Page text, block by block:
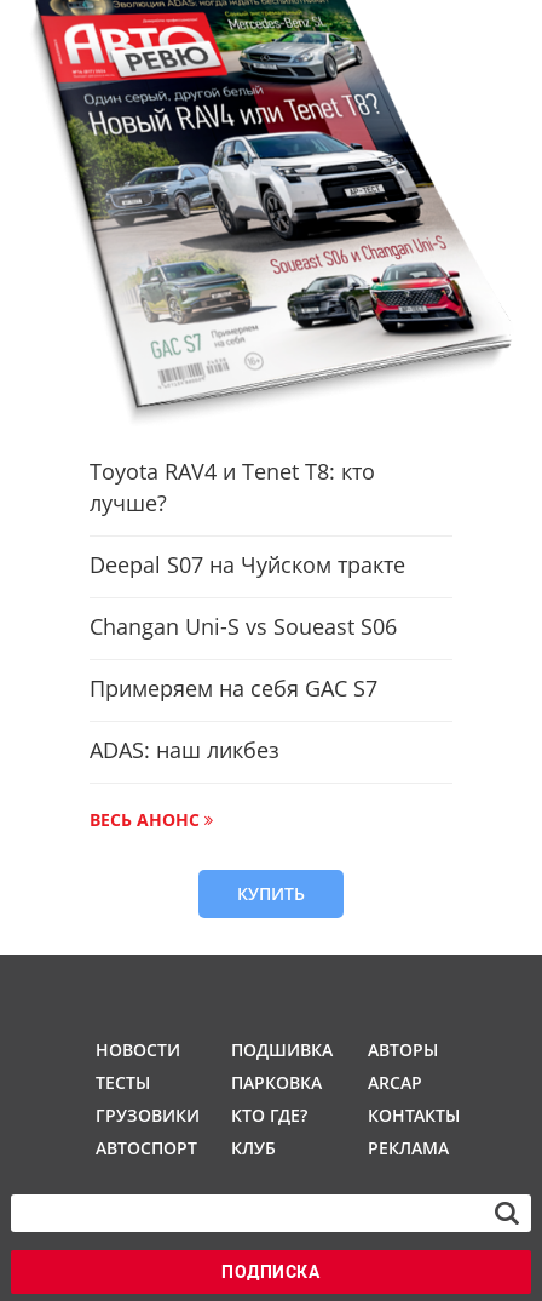
Toyota RAV4 и Tenet T8: кто
лучше?
Deepal S07 на Чуйском тракте
Changan Uni-S vs Soueast S06
Примеряем на себя GAC S7
ADAS: наш ликбез
ВЕСЬ АНОНС
КУПИТЬ
НОВОСТИ
ТЕСТЫ
ГРУЗОВИКИ
АВТОСПОРТ
ПОДШИВКА
ПАРКОВКА
КТО ГДЕ?
КЛУБ
АВТОРЫ
ARCAP
КОНТАКТЫ
РЕКЛАМА
ПОДПИСКА